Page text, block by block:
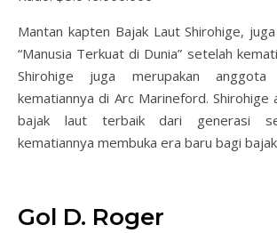
Mantan kapten Bajak Laut Shirohige,
“Manusia Terkuat di Dunia” setelah
Shirohige juga merupakan anggota
kematiannya di Arc Marineford. Shirohige
bajak laut terbaik dari generasi
kematiannya membuka era baru bagi
Gol D. Roger